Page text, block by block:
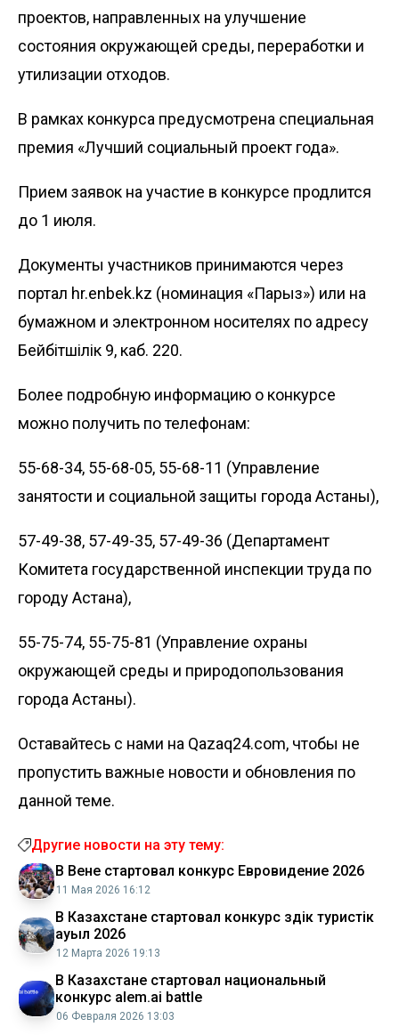
проектов, направленных на улучшение
состояния окружающей среды, переработки и
утилизации отходов.
В рамках конкурса предусмотрена специальная
премия «Лучший социальный проект года».
​Прием заявок на участие в конкурсе продлится
до 1 июля.
​Документы участников принимаются через
портал hr.enbek.kz (номинация «Парыз») или на
бумажном и электронном носителях по адресу
Бейбітшілік 9, каб. 220.
Более подробную информацию о конкурсе
можно получить по телефонам:
55-68-34, 55-68-05, 55-68-11 (Управление
занятости и социальной защиты города Астаны),
57-49-38, 57-49-35, 57-49-36 (Департамент
Комитета государственной инспекции труда по
городу Астана),
55-75-74, 55-75-81 (Управление охраны
окружающей среды и природопользования
города Астаны).
Оставайтесь с нами на Qazaq24.com, чтобы не
пропустить важные новости и обновления по
данной теме.
Другие новости на эту тему:
В Вене стартовал конкурс Евровидение 2026
11 Мая 2026 16:12
В Казахстане стартовал конкурс Үздік туристік
ауыл 2026
12 Марта 2026 19:13
В Казахстане стартовал национальный
конкурс alem.ai battle
06 Февраля 2026 13:03